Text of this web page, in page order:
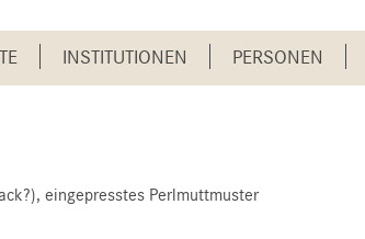
INSTITUTIONEN PERSONEN
eingepresstes Perlmuttmuster